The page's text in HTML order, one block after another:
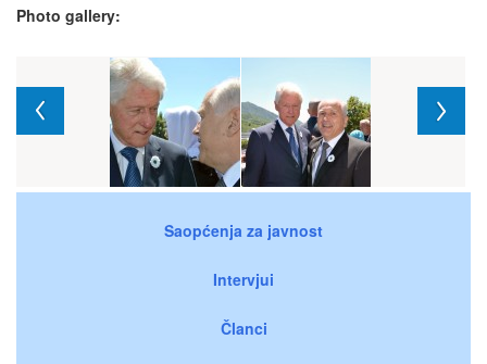
Photo gallery:
Saopćenja za javnost
Intervjui
Članci